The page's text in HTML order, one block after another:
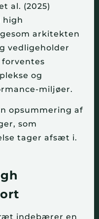
al. (2025)
high
arkitekten
vedligeholder
og
miljøer.
opsummering af
som
tager afsæt i.
indebærer en